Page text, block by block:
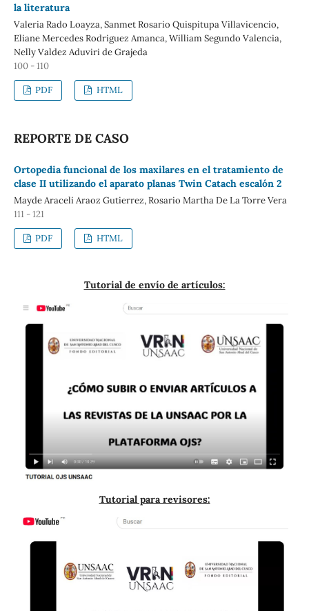
la literatura
Valeria Rado Loayza, Sanmet Rosario Quispitupa Villavicencio,
Eliane Mercedes Rodriguez Amanca, William Segundo Valencia,
Nelly Valdez Aduviri de Grajeda
100 - 110
PDF HTML
REPORTE DE CASO
Ortopedia funcional de los maxilares en el tratamiento de
clase II utilizando el aparato planas Twin Catach escalón 2
Mayde Araceli Araoz Gutierrez, Rosario Martha De La Torre Vera
111 - 121
PDF HTML
Tutorial de envío de artículos:
Tutorial para revisores: